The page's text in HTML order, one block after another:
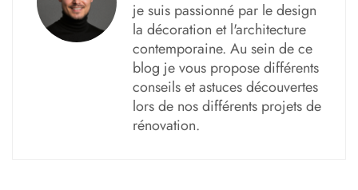
je suis passionné par le design
la décoration et l'architecture
contemporaine. Au sein de ce
blog je vous propose différents
conseils et astuces découvertes
lors de nos différents projets de
rénovation.